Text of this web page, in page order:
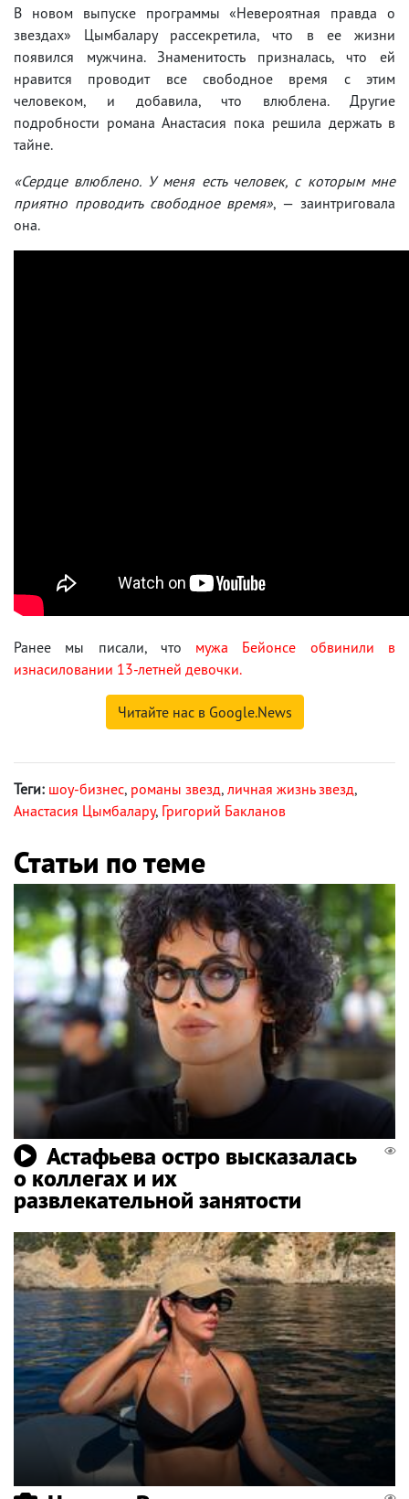
В новом выпуске программы «Невероятная правда о
звездах» Цымбалару рассекретила, что в ее жизни
появился мужчина. Знаменитость призналась, что ей
нравится проводит все свободное время с этим
человеком, и добавила, что влюблена. Другие
подробности романа Анастасия пока решила держать в
тайне.
«Сердце влюблено. У меня есть человек, с которым мне
приятно проводить свободное время», — заинтриговала
она.
Ранее мы писали, что мужа Бейонсе обвинили в
изнасиловании 13-летней девочки.
Читайте нас в Google.News
Теги: шоу-бизнес, романы звезд, личная жизнь звезд,
Анастасия Цымбалару, Григорий Бакланов
Статьи по теме
Астафьева остро высказалась
о коллегах и их
развлекательной занятости